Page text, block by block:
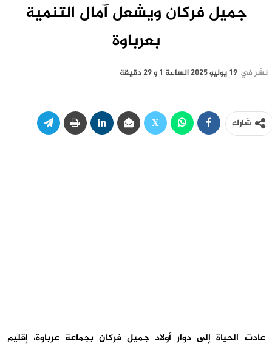
جميل فركان ويشعل آمال التنمية
بعرباوة
نشر في 19 يوليو 2025 الساعة 1 و 29 دقيقة
شارك
عادت الحياة إلى دوار أولاد جميل فركان بجماعة عرباوة، إقليم